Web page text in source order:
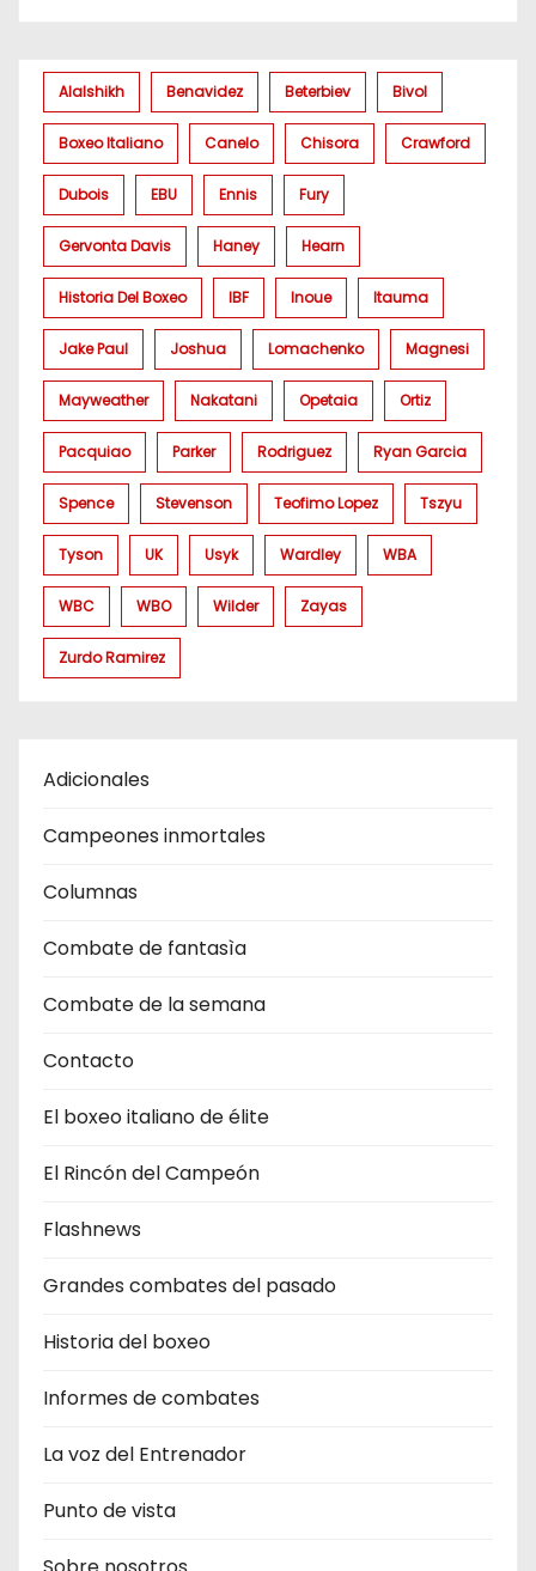
Alalshikh Benavidez Beterbiev Bivol
Boxeo Italiano Canelo Chisora Crawford
Dubois EBU Ennis Fury
Gervonta Davis Haney Hearn
Historia Del Boxeo IBF Inoue Itauma
Jake Paul Joshua Lomachenko Magnesi
Mayweather Nakatani Opetaia Ortiz
Pacquiao Parker Rodriguez Ryan Garcia
Spence Stevenson Teofimo Lopez Tszyu
Tyson UK Usyk Wardley WBA
WBC WBO Wilder Zayas
Zurdo Ramirez
Adicionales
Campeones inmortales
Columnas
Combate de fantasìa
Combate de la semana
Contacto
El boxeo italiano de élite
El Rincón del Campeón
Flashnews
Grandes combates del pasado
Historia del boxeo
Informes de combates
La voz del Entrenador
Punto de vista